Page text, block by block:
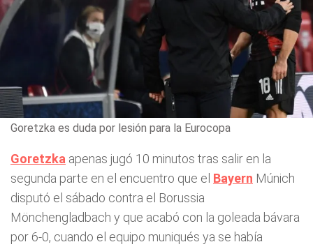
Goretzka es duda por lesión para la Eurocopa
Goretzka apenas jugó 10 minutos tras salir en la
segunda parte en el encuentro que el Bayern Múnich
disputó el sábado contra el Borussia
Mönchengladbach y que acabó con la goleada bávara
por 6-0, cuando el equipo muniqués ya se había